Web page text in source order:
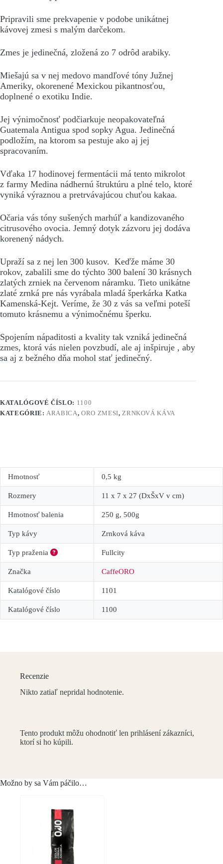
Pripravili sme prekvapenie v podobe unikátnej
kávovej zmesi s malým darčekom.
Zmes je jedinečná, zložená zo 7 odrôd arabiky.
Miešajú sa v nej medovo mandľové tóny Južnej
Ameriky, okorenené Mexickou pikantnosťou,
doplnené o exotiku Indie.
Jej výnimočnosť podčiarkuje neopakovateľná
Guatemala Antigua spod sopky Agua. Jedinečná
podložím, na ktorom sa pestuje ako aj jej
spracovaním.
Vďaka 17 hodinovej fermentácii má tento mikrolot
z farmy Medina nádhernú štruktúru a plné telo, ktoré
vyniká výraznou a pretrvávajúcou chuťou kakaa.
Očaria vás tóny sušených marhúľ a kandizovaného
citrusového ovocia. Jemný dotyk zázvoru jej dodáva
korenený nádych.
Upraží sa z nej len 300 kusov. Keďže máme 30
rokov, zabalili sme do týchto 300 balení 30 krásnych
zlatých zrniek na červenom náramku. Tieto unikátne
zlaté zrnká pre nás vyrábala mladá šperkárka Katka
Kamenská-Kejt. Veríme, že 30 z vás sa veľmi poteší
tomuto krásnemu a výnimočnému šperku.
Spojením nápaditosti a kvality tak vzniká jedinečná
zmes, ktorá vás nielen povzbudí, ale aj inšpiruje , aby
sa aj z bežného dňa mohol stať jedinečný.
KATALÓGOVÉ ČÍSLO: 1100
KATEGÓRIE: ARABICA,ORO ZMESI, ZRNKOVÁ KÁVA
Hmotnosť 0,5 kg
Rozmery 11 x 7 x 27 (DxŠxV v cm)
Hmotnosť balenia 250 g, 500g
Typ kávy Zrnková káva
Typ praženia Fullcity
Značka CaffeORO
Katalógové číslo 1101
Katalógové číslo 1100
Recenzie
Nikto zatiaľ nepridal hodnotenie.
Tento produkt môžu ohodnotiť len prihlásení zákazníci,
ktorí si ho kúpili.
Možno by sa Vám páčilo…